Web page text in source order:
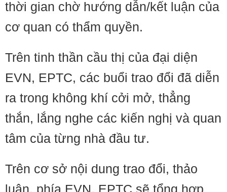
thời gian chờ hướng dẫn/kết luận của
cơ quan có thẩm quyền.
Trên tinh thần cầu thị của đại diện
EVN, EPTC, các buổi trao đổi đã diễn
ra trong không khí cởi mở, thẳng
thắn, lắng nghe các kiến nghị và quan
tâm của từng nhà đầu tư.
Trên cơ sở nội dung trao đổi, thảo
luận, phía EVN, EPTC sẽ tổng hợp